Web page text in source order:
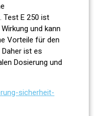
Test E 250 ist
und kann
Vorteile für den
ist es
Dosierung und
sicherheit-